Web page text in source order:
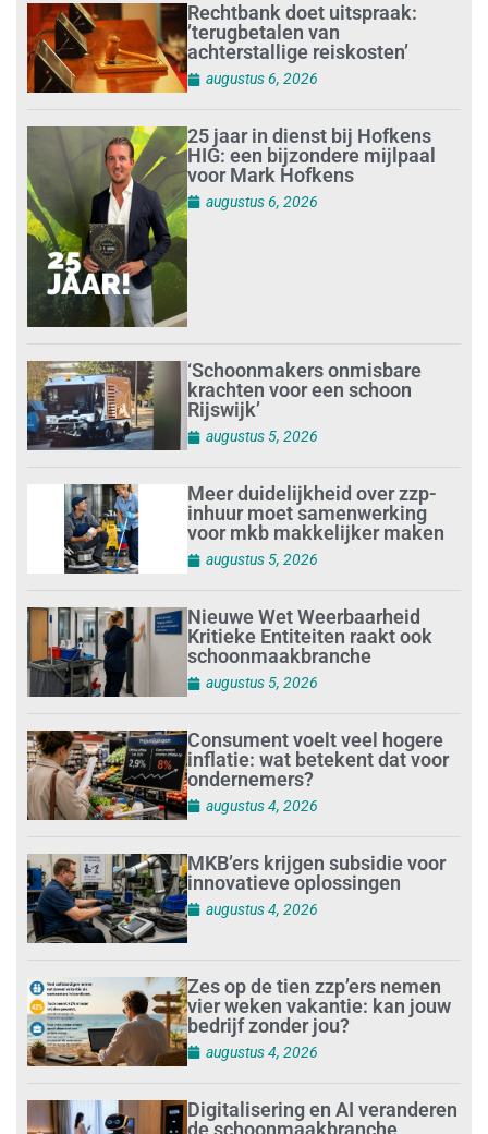
Rechtbank doet uitspraak:
’terugbetalen van
achterstallige reiskosten’
augustus 6, 2026
25 jaar in dienst bij Hofkens
HIG: een bijzondere mijlpaal
voor Mark Hofkens
augustus 6, 2026
‘Schoonmakers onmisbare
krachten voor een schoon
Rijswijk’
augustus 5, 2026
Meer duidelijkheid over zzp-
inhuur moet samenwerking
voor mkb makkelijker maken
augustus 5, 2026
Nieuwe Wet Weerbaarheid
Kritieke Entiteiten raakt ook
schoonmaakbranche
augustus 5, 2026
Consument voelt veel hogere
inflatie: wat betekent dat voor
ondernemers?
augustus 4, 2026
MKB’ers krijgen subsidie voor
innovatieve oplossingen
augustus 4, 2026
Zes op de tien zzp’ers nemen
vier weken vakantie: kan jouw
bedrijf zonder jou?
augustus 4, 2026
Digitalisering en AI veranderen
de schoonmaakbranche